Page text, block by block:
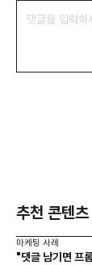
추천 콘텐츠
마케팅 사례
"댓글 남기면 프